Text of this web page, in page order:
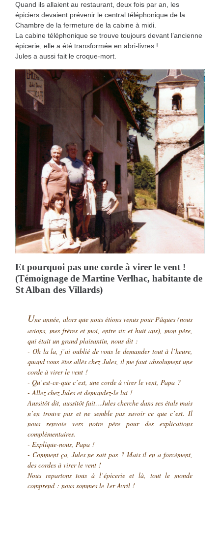
Quand ils allaient au restaurant, deux fois par an, les
épiciers devaient prévenir le central téléphonique de la
Chambre de la fermeture de la cabine à midi.
La cabine téléphonique se trouve toujours devant l’ancienne
épicerie, elle a été transformée en abri-livres !
Jules a aussi fait le croque-mort.
Et pourquoi pas une corde à virer le vent !
(Témoignage de Martine Verlhac, habitante de
St Alban des Villards)
Une année, alors que nous étions venus pour Pâques (nous
avions, mes frères et moi, entre six et huit ans), mon père,
qui était un grand plaisantin, nous dit :
- Oh la la, j’ai oublié de vous le demander tout à l’heure,
quand vous êtes allés chez Jules, il me faut absolument une
corde à virer le vent !
- Qu’est-ce-que c’est, une corde à virer le vent, Papa ?
- Allez chez Jules et demandez-le lui !
Aussitôt dit, aussitôt fait…Jules cherche dans ses étals mais
n’en trouve pas et ne semble pas savoir ce que c’est. Il
nous renvoie vers notre père pour des explications
complémentaires.
- Explique-nous, Papa !
- Comment ça, Jules ne sait pas ? Mais il en a forcément,
des cordes à virer le vent !
Nous repartons tous à l’épicerie et là, tout le monde
comprend : nous sommes le 1er Avril !